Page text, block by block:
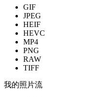
GIF
JPEG
HEIF
HEVC
MP4
PNG
RAW
TIFF
我的照片流